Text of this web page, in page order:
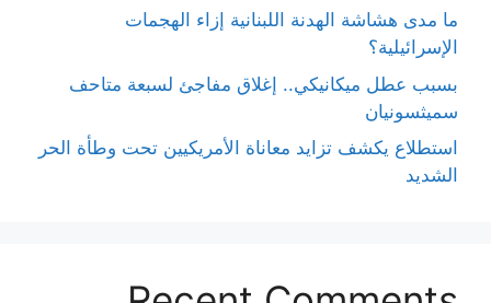
ما مدى هشاشة الهدنة اللبنانية إزاء الهجمات
الإسرائيلية؟
بسبب عطل ميكانيكي.. إغلاق مفاجئ لسبعة متاحف
سميثسونيان
استطلاع يكشف تزايد معاناة الأمريكيين تحت وطأة الحر
الشديد